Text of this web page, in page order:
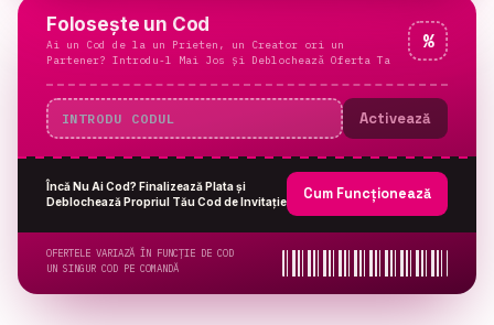
Folosește un Cod
Ai un Cod de la un Prieten, un Creator ori un
Partener? Introdu-l Mai Jos și Deblochează Oferta Ta
%
Activează
Încă Nu Ai Cod? Finalizează Plata și
Deblochează Propriul Tău Cod de Invitație
Cum Funcționează
OFERTELE VARIAZĂ ÎN FUNCȚIE DE COD
UN SINGUR COD PE COMANDĂ